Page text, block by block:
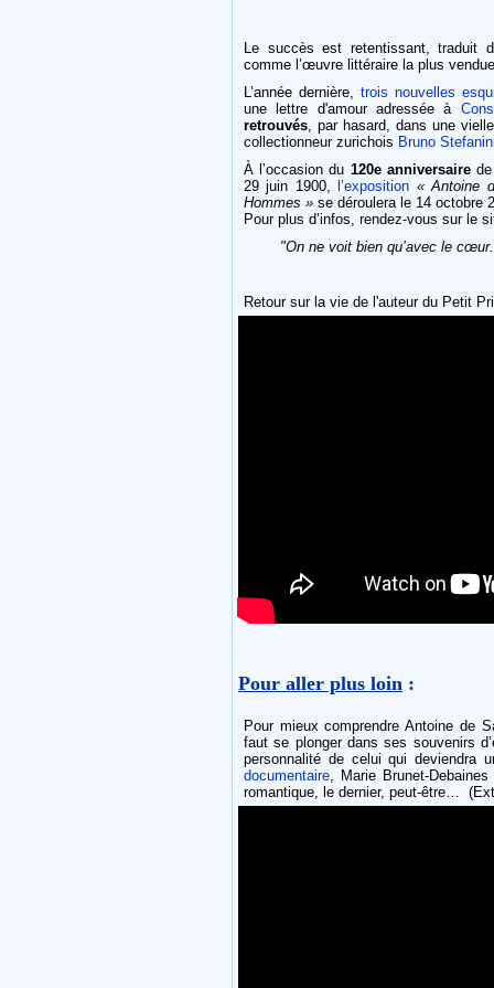
Le succès est retentissant, traduit
comme l’œuvre littéraire la plus
L’année dernière, trois nouvelles
une lettre d'amour adressée à
retrouvés, par hasard, dans une
collectionneur zurichois Bruno
À l’occasion du 120e anniversairede
29 juin 1900,
l’exposition « Antoine
Hommes » se déroulera le 14 octobre
Pour plus d’infos, rendez-vous sur le
"On ne voit bien qu’avec le
Retour sur la vie de l'auteur du Petit
Pour aller plus loin :
Pour mieux comprendre Antoine de
faut se plonger dans ses souvenirs
personnalité de celui qui deviendra
documentaire, Marie Brunet-
romantique, le dernier, peut-être…